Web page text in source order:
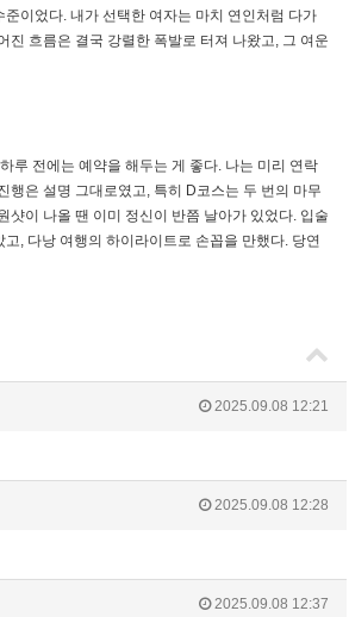
이었다. 내가 선택한 여자는 마치 연인처럼 다가
흐름은 결국 강렬한 폭발로 터져 나왔고, 그 여운
루 전에는 예약을 해두는 게 좋다. 나는 미리 연락
행은 설명 그대로였고, 특히 D코스는 두 번의 마무
샷이 나올 땐 이미 정신이 반쯤 날아가 있었다. 입술
, 다낭 여행의 하이라이트로 손꼽을 만했다. 당연
2025.09.08 12:21
2025.09.08 12:28
2025.09.08 12:37